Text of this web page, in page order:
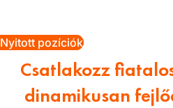
Nyitott pozíciók
Csatlakozz
dinamikusan